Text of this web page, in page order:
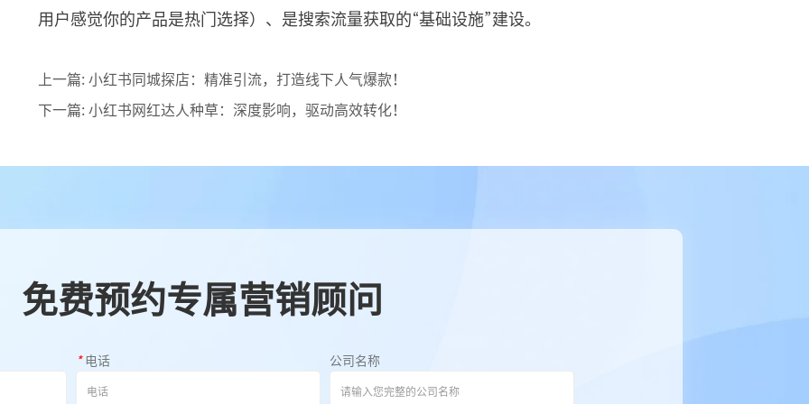
用户感觉你的产品是热门选择）、是搜索流量获取的“基础设施”建设。
上一篇:小红书同城探店：精准引流，打造线下人气爆款！
下一篇:小红书网红达人种草：深度影响，驱动高效转化！
免费预约专属营销顾问
*电话 公司名称